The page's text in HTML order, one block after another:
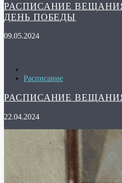
РАСПИСАНИЕ
ДЕНЬ ПОБЕДЫ
09.05.2024
Расписание
РАСПИСАНИЕ ВЕЩАНИЯ
22.04.2024